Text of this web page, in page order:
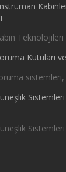
Teknolojileri
Kutuları
sistemleri,